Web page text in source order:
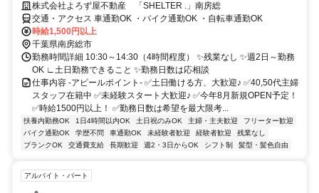
株式会社よろず屋不動産 「SHELTER .」南房総
交通・アクセス 車通勤OK ・バイク通勤OK ・自転車通勤OK
時給1,500円以上
千葉県南房総市
勤務時間詳細 10:30～14:30（4時間程度） ✨残業なし ✨週2日～勤務
OK ∟土日勤務できること ✨勤務日数は応相談
仕事内容 -アピールポイント- ✅土日働ける方、大歓迎♪ ✅40,50代主婦
スタッフ在籍中 ✅未経験スタート大歓迎♪ ✅今年8月新規OPEN予定！
✅時給1500円以上！ ✅勤務日数は希望を最大限考...
扶養内勤務OK 1日4時間以内OK 土日祝のみOK 主婦・主夫歓迎
フリーター歓迎
バイク通勤OK
学歴不問 車通勤OK 未経験者歓迎 経験者歓迎
残業なし
ブランクOK
交通費支給 長期歓迎 週2・3日からOK シフト制 髪型・髪色自由
アルバイト・パート